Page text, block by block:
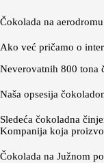
Čokolada na aerodromu
Ako već pričamo o
Neverovatnih 800 tona
Naša opsesija
Sledeća čokoladna
Kompanija koja
Čokolada na Južnom